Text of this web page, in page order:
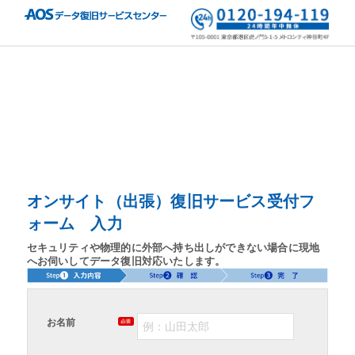
オンサイト（出張）復旧サービス受付フ
ォーム 入力
セキュリティや物理的に外部へ持ち出しができない場合に現地
へお伺いしてデータ復旧対応いたします。
お名前